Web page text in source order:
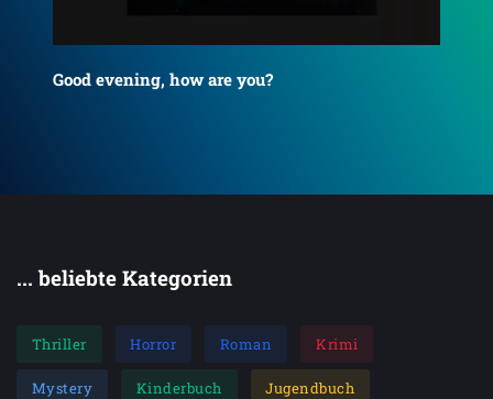
Good evening, how are you?
... beliebte Kategorien
Thriller Horror Roman Krimi
Mystery Kinderbuch Jugendbuch